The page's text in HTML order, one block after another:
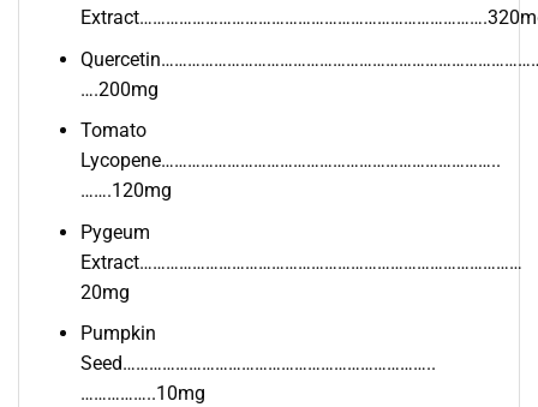
….200mg
Tomato
Lycopene…………………………………………………………………..
…….120mg
Pygeum
Extract……………………………………………………………………………
20mg
Pumpkin
Seed……………………………………………………………..
……………..10mg